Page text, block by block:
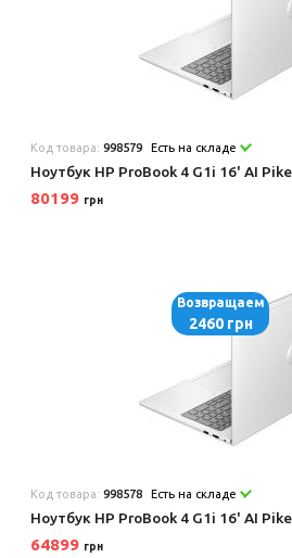
Код товара:998579 Есть на складе
Ноутбук HP ProBook 4 G1i 16' AI
80199 грн
Возвращаем
2460 грн
Код товара:998578 Есть на складе
Ноутбук HP ProBook 4 G1i 16' AI
64899 грн